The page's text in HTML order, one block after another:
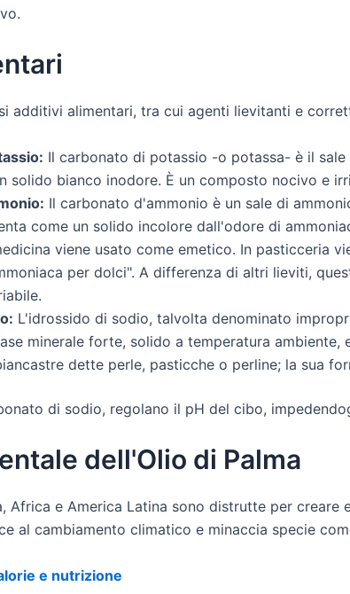
additivi alimentari, tra cui agenti lievitanti e
Il carbonato di potassio -o potassa- è il
solido bianco inodore. È un composto nocivo e
Il carbonato d'ammonio è un sale di
come un solido incolore dall'odore di
viene usato come emetico. In pasticceria
per dolci". A differenza di altri lieviti,
L'idrossido di sodio, talvolta denominato
minerale forte, solido a temperatura
dette perle, pasticche o perline; la sua
di sodio, regolano il pH del cibo,
dell'Olio di Palma
Africa e America Latina sono distrutte per
al cambiamento climatico e minaccia specie
e nutrizione